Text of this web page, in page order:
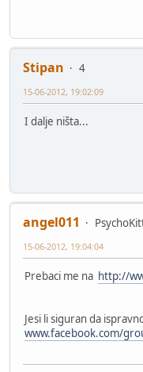
Stipan
4
15-06-2012, 19:02:09
I dalje ništa...
angel011
15-06-2012, 19:04:04
Prebaci me na http://
Jesi li siguran da
www.facebook.com/